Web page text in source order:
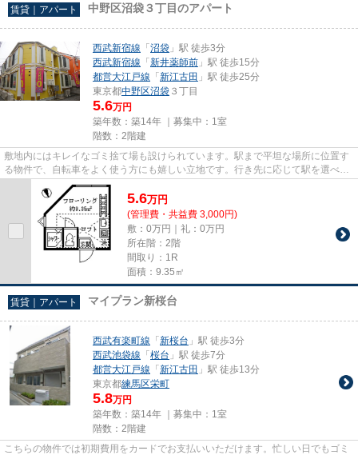
賃貸｜アパート 中野区沼袋３丁目のアパート
西武新宿線 「 沼袋 」駅 徒歩3分
西武新宿線 「 新井薬師前 」駅 徒歩15分
都営大江戸線 「 新江古田 」駅 徒歩25分
東京都中野区沼袋 ３丁目
5.6万円
築年数：築14年 ｜募集中： 1室
階数：2階建
敷地内にはキレイなゴミ捨て場も設けられています。駅まで平坦な場所に位置す
る物件で、自転車をよく使う方にも嬉しい立地です。行き先に応じて駅を選べる
2駅利用可能な物件です。こち...
5.6万円
(管理費・共益費 3,000円)
敷：0万円｜礼：0万円
所在階：2階
間取り：1R
面積：9.35㎡
賃貸｜アパート マイプラン新桜台
西武有楽町線 「 新桜台 」駅 徒歩3分
西武池袋線 「 桜台 」駅 徒歩7分
都営大江戸線 「 新江古田 」駅 徒歩13分
東京都練馬区栄町
5.8万円
築年数：築14年 ｜募集中： 1室
階数：2階建
こちらの物件では初期費用をカードでお支払いいただけます。忙しい日でもゴミ